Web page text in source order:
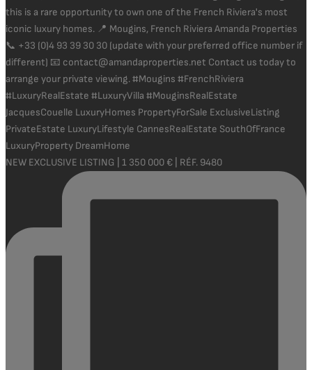
NEW EXCLUSIVE LISTING | 1 350 000 € | RÉF. 9480